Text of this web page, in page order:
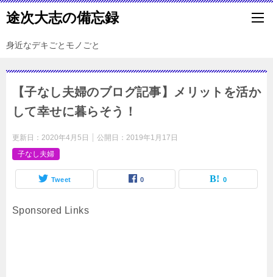
途次大志の備忘録
身近なデキごとモノごと
【子なし夫婦のブログ記事】メリットを活か
して幸せに暮らそう！
更新日： 2020年4月5日 公開日： 2019年1月17日
子なし夫婦
Tweet 0 0
Sponsored Links